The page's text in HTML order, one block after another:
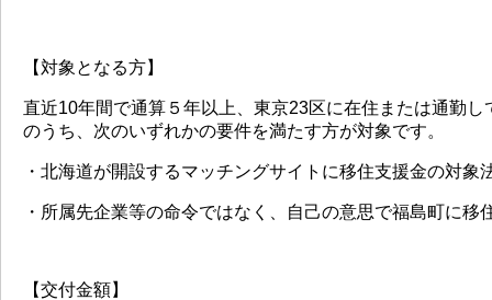
【対象となる方】
直近10年間で通算５年以上、東京23区に在住または通勤
のうち、次のいずれかの要件を満たす方が対象です。
・北海道が開設するマッチングサイトに移住支援金の対
・所属先企業等の命令ではなく、自己の意思で福島町に
【交付金額】